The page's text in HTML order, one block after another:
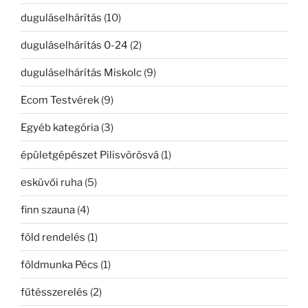
duguláselhárítás (10)
duguláselhárítás 0-24 (2)
duguláselhárítás Miskolc (9)
Ecom Testvérek (9)
Egyéb kategória (3)
épületgépészet Pilisvörösvá (1)
esküvői ruha (5)
finn szauna (4)
föld rendelés (1)
földmunka Pécs (1)
fűtésszerelés (2)